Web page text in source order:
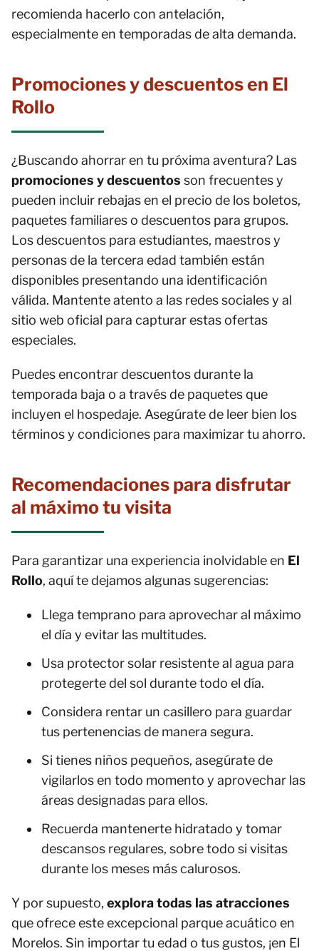
recomienda hacerlo con antelación,
especialmente en temporadas de alta demanda.
Promociones y descuentos en El
Rollo
¿Buscando ahorrar en tu próxima aventura? Las
promociones y descuentos son frecuentes y
pueden incluir rebajas en el precio de los boletos,
paquetes familiares o descuentos para grupos.
Los descuentos para estudiantes, maestros y
personas de la tercera edad también están
disponibles presentando una identificación
válida. Mantente atento a las redes sociales y al
sitio web oficial para capturar estas ofertas
especiales.
Puedes encontrar descuentos durante la
temporada baja o a través de paquetes que
incluyen el hospedaje. Asegúrate de leer bien los
términos y condiciones para maximizar tu ahorro.
Recomendaciones para disfrutar
al máximo tu visita
Para garantizar una experiencia inolvidable en El
Rollo, aquí te dejamos algunas sugerencias:
Llega temprano para aprovechar al máximo
el día y evitar las multitudes.
Usa protector solar resistente al agua para
protegerte del sol durante todo el día.
Considera rentar un casillero para guardar
tus pertenencias de manera segura.
Si tienes niños pequeños, asegúrate de
vigilarlos en todo momento y aprovechar las
áreas designadas para ellos.
Recuerda mantenerte hidratado y tomar
descansos regulares, sobre todo si visitas
durante los meses más calurosos.
Y por supuesto, explora todas las atracciones
que ofrece este excepcional parque acuático en
Morelos. Sin importar tu edad o tus gustos, ¡en El